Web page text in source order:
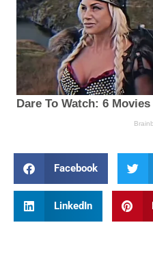
Facebook
LinkedIn